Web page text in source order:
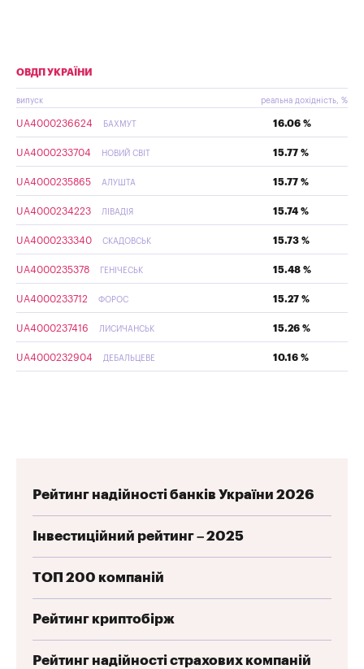
ОВДП УКРАЇНИ
випуск реальна дохідність, %
UA4000236624 БАХМУТ 16.06 %
UA4000233704 НОВИЙ СВІТ 15.77 %
UA4000235865 АЛУШТА 15.77 %
UA4000234223 ЛІВАДІЯ 15.74 %
UA4000233340 СКАДОВСЬК 15.73 %
UA4000235378 ГЕНІЧЕСЬК 15.48 %
UA4000233712 ФОРОС 15.27 %
UA4000237416 ЛИСИЧАНСЬК 15.26 %
UA4000232904 ДЕБАЛЬЦЕВЕ 10.16 %
Рейтинг надійності банків України 2026
Інвестиційний рейтинг – 2025
ТОП 200 компаній
Рейтинг криптобірж
Рейтинг надійності страхових компаній